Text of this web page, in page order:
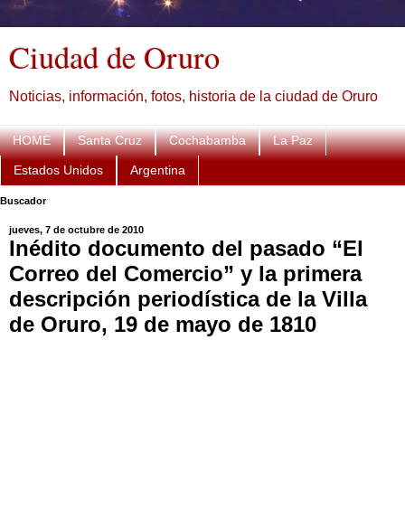
Ciudad de Oruro
Noticias, información, fotos, historia de la ciudad de Oruro
HOME Santa Cruz Cochabamba La Paz
Estados Unidos Argentina
Buscador
jueves, 7 de octubre de 2010
Inédito documento del pasado “El
Correo del Comercio” y la primera
descripción periodística de la Villa
de Oruro, 19 de mayo de 1810